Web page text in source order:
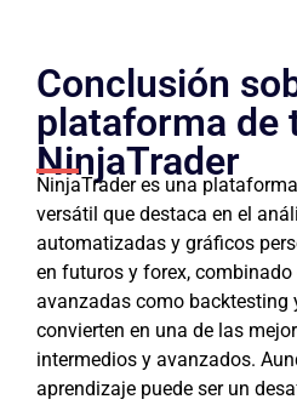
Conclusión
plataforma de
NinjaTrader
NinjaTrader es una
versátil que destaca en el
automatizadas y gráficos
en futuros y forex,
avanzadas como backtesting
convierten en una de las
intermedios y avanzados.
aprendizaje puede ser un